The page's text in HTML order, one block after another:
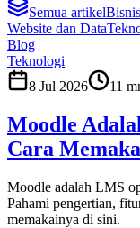
Semua artikel
Website dan Data
Blog
Teknologi
8 Jul 2026
11
Moodle
Cara
Moodle adalah LMS
Pahami pengertian,
memakainya di sini.